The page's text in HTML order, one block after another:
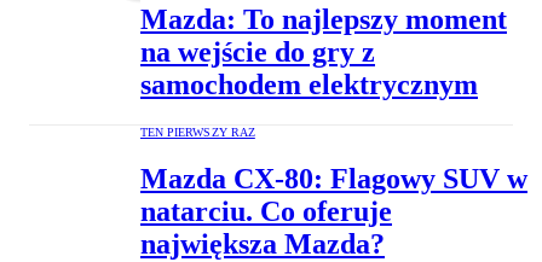
Mazda: To najlepszy moment
na wejście do gry z
samochodem elektrycznym
TEN PIERWSZY RAZ
Mazda CX‑80: Flagowy SUV w
natarciu. Co oferuje
największa Mazda?